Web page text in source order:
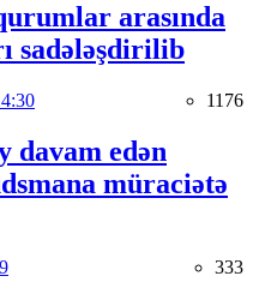
arasında
sadələşdirilib
1176
davam edən
müraciətə
333